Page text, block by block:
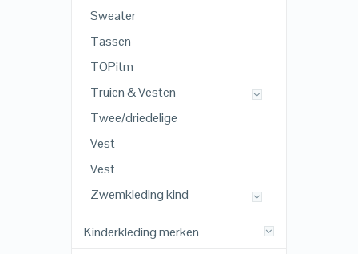
Sweater
Tassen
TOPitm
Truien & Vesten
Twee/driedelige
Vest
Vest
Zwemkleding kind
Kinderkleding merken